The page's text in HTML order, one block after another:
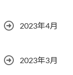
2023年4月
2023年3月